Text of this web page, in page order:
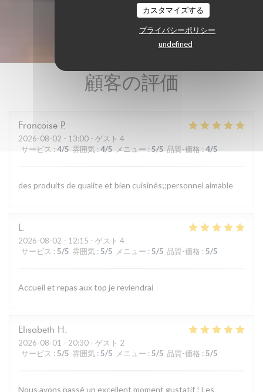
カスタマイズする
プライバシーポリシー
undefined
顧客の評価
Francoise P
2026-08-02 - 13:00 - ゲスト 4
サービス : 4/5 雰囲気 : 4/5 メニュー : 5/5 品質-価格 : 4/5
des produits de qualite et bien cuisinés;;personnel aimable
L
2026-08-02 - 12:15 - ゲスト 4
サービス : 5/5 雰囲気 : 5/5 メニュー : 5/5 品質-価格 : 5/5
Accueil et repas aux top je reviendrai
Elisabeth H
2026-08-01 - 20:30 - ゲスト 2
サービス : 5/5 雰囲気 : 5/5 メニュー : 5/5 品質-価格 : 5/5
Nous avons passé un excellent moment gustatif ! Les